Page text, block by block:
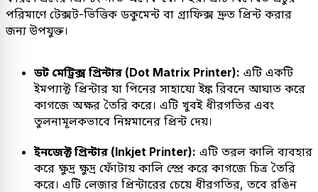
পরিমাণে টেক্সট-ভিত্তিক ডকুমেন্ট বা গ্রাফিক্স দ্রুত প্রিন্ট করার
জন্য উপযুক্ত।
ডট মেট্রিক্স প্রিন্টার (Dot Matrix Printer): এটি একটি
ইমপ্যাক্ট প্রিন্টার যা পিনের সাহায্যে ইঙ্ক রিবনে আঘাত করে
কাগজে অক্ষর তৈরি করে। এটি খুবই ধীরগতির এবং
তুলনামূলকভাবে নিম্নমানের প্রিন্ট দেয়।
ইনজেক্ট প্রিন্টার (Inkjet Printer): এটি তরল কালি ব্যবহার
করে ক্ষুদ্র ক্ষুদ্র ফোঁটায় কালি স্প্রে করে কাগজে চিত্র তৈরি
করে। এটি লেজার প্রিন্টারের চেয়ে ধীরগতির, তবে রঙিন